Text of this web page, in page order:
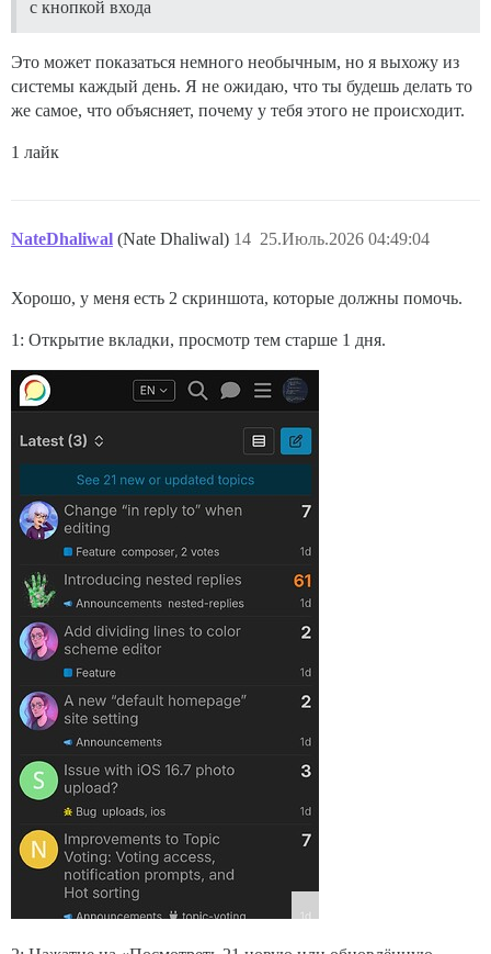
с кнопкой входа
Это может показаться немного необычным, но я выхожу из
системы каждый день. Я не ожидаю, что ты будешь делать то
же самое, что объясняет, почему у тебя этого не происходит.
1 лайк
NateDhaliwal (Nate Dhaliwal) 25.Июль.2026 04:49:04
14
Хорошо, у меня есть 2 скриншота, которые должны помочь.
1: Открытие вкладки, просмотр тем старше 1 дня.